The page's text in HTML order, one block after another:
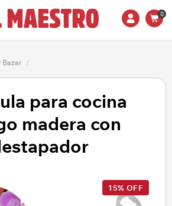
0
Bazar /
para cocina
madera con
15% OFF